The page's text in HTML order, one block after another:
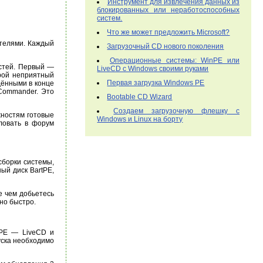
Каждый
Первый —
неприятный
в конце
Это
готовые
в форум
системы,
диск BartPE,
чем добьетесь
быстро.
— LiveCD и
необходимо
Инструмент для извлечения данных из
блокированных или неработоспособных
систем.
Что же может предложить Microsoft?
Загрузочный CD нового поколения
Операционные системы: WinPE или
LiveCD с Windows своими руками
Первая загрузка Windows PE
Bootable CD Wizard
Создаем загрузочную флешку с
Windows и Linux на борту